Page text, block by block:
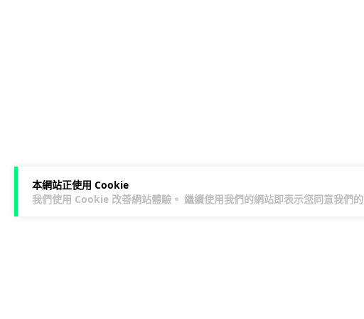
本網站正使用 Cookie
我們使用 Cookie 改善網站體驗。 繼續使用我們的網站即表示您同意我們的